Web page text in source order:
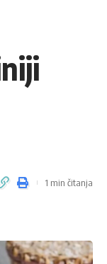
1 min čitanja